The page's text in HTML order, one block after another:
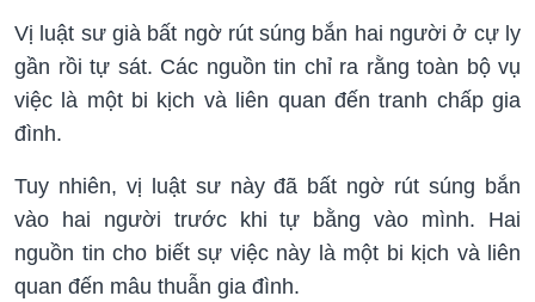
Vị luật sư già bất ngờ rút súng bắn hai người ở cự ly
gần rồi tự sát. Các nguồn tin chỉ ra rằng toàn bộ vụ
việc là một bi kịch và liên quan đến tranh chấp gia
đình.
Tuy nhiên, vị luật sư này đã bất ngờ rút súng bắn
vào hai người trước khi tự bằng vào mình. Hai
nguồn tin cho biết sự việc này là một bi kịch và liên
quan đến mâu thuẫn gia đình.